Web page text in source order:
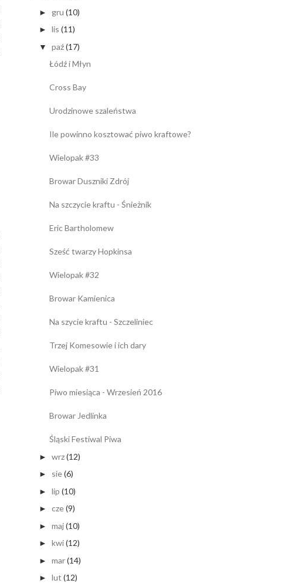
► gru (10)
► lis (11)
▼ paź(17)
Łódź i Młyn
Cross Bay
Urodzinowe szaleństwa
Ile powinno kosztować piwo kraftowe?
Wielopak #33
Browar Duszniki Zdrój
Na szczycie kraftu - Śnieżnik
Eric Bartholomew
Sześć twarzy Hopkinsa
Wielopak #32
Browar Kamienica
Na szycie kraftu - Szczeliniec
Trzej Komesowie i ich dary
Wielopak #31
Piwo miesiąca - Wrzesień 2016
Browar Jedlinka
Śląski Festiwal Piwa
► wrz(12)
► sie(6)
► lip (10)
► cze(9)
► maj(10)
► kwi(12)
► mar(14)
► lut (12)